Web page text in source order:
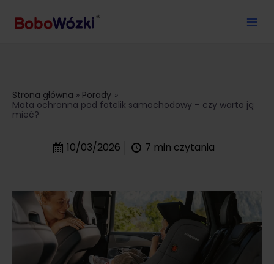
Strona główna
Porady
Mata ochronna pod fotelik samochodowy – czy warto ją
mieć?
10/03/2026 7 min czytania